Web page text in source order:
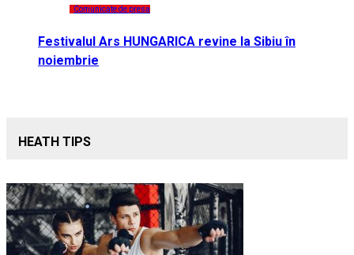
Comunicate de presa
Festivalul Ars HUNGARICA revine la Sibiu în
noiembrie
HEATH TIPS